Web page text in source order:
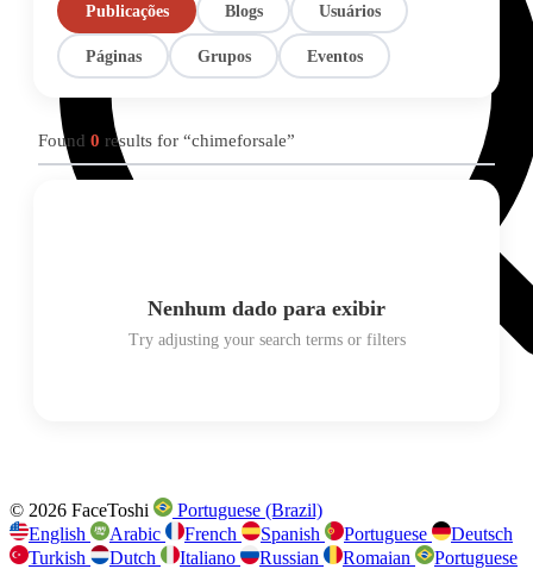
Publicações Blogs Usuários
Páginas Grupos Eventos
Found 0 results for “chimeforsale”
Nenhum dado para exibir
Try adjusting your search terms or filters
© 2026 FaceToshi
Portuguese (Brazil)
English
Arabic French Spanish Portuguese
Deutsch
Turkish
Dutch Italiano Russian Romaian
Portuguese